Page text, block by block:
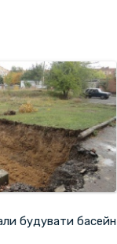
будувати басейн